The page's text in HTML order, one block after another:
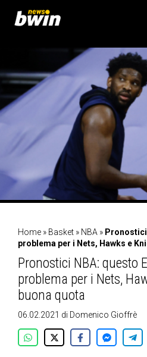
contenuto
Home » Basket » NBA » Pronostici
problema per i Nets, Hawks e
Pronostici NBA: questo
problema per i Nets,
buona quota
06.02.2021 di Domenico Gioffrè